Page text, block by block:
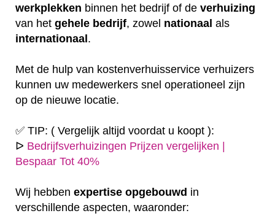
werkplekken binnen het bedrijf of de verhuizing
van het gehele bedrijf, zowel nationaal als
internationaal .
Met de hulp van kostenverhuisservice verhuizers
kunnen uw medewerkers snel operationeel zijn
op de nieuwe locatie.
✅ TIP: ( Vergelijk altijd voordat u koopt ):
ᐅ Bedrijfsverhuizingen Prijzen vergelijken |
Bespaar Tot 40%
Wij hebben expertise opgebouwd in
verschillende aspecten, waaronder: